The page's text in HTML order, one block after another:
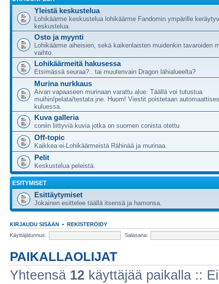
Yleistä keskustelua
Lohikäärme keskustelua lohikäärme Fandomin ympärille
keskustelua.
Osto ja myynti
Lohikäärme aiheisien, sekä kaikenlaisten muidenkin tavaroiden
vaihto.
Lohikäärmeitä hakusessa
Etsimässä seuraa?.. tai muutenvain Dragon lähialueelta?
Murina nurkkaus
Aivan vapaaseen murinaan varattu alue. Täällä voi tutustua
muihin/pelata/testata jne. Huom! Viestit poistetaan
kuluessa.
Kuva galleria
coniin liittyviä kuvia jotka on suomen conista otettu
Off-topic
Kaikkea ei-Lohikäärmeistä Rähinää ja murinaa.
Pelit
Keskustelua peleistä.
ESITYMISET
Esittäytymiset
Jokainen esittelee täällä itsensä ja hamonsa.
KIRJAUDU SISÄÄN • REKISTERÖIDY
Käyttäjätunnus:
Salasana:
PAIKALLAOLIJAT
Yhteensä 12 käyttäjää paikalla ::